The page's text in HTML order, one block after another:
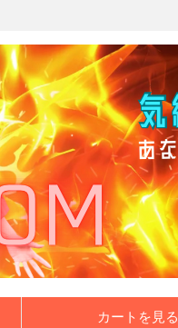
カートを見る